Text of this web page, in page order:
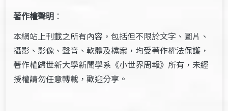
著作權聲明 ：
本網站上刊載之所有內容，包括但不限於文字、圖片、
攝影、影像、聲音、軟體及檔案，均受著作權法保護，
著作權歸世新大學新聞學系《小世界周報》所有，未經
授權請勿任意轉載，歡迎分享。